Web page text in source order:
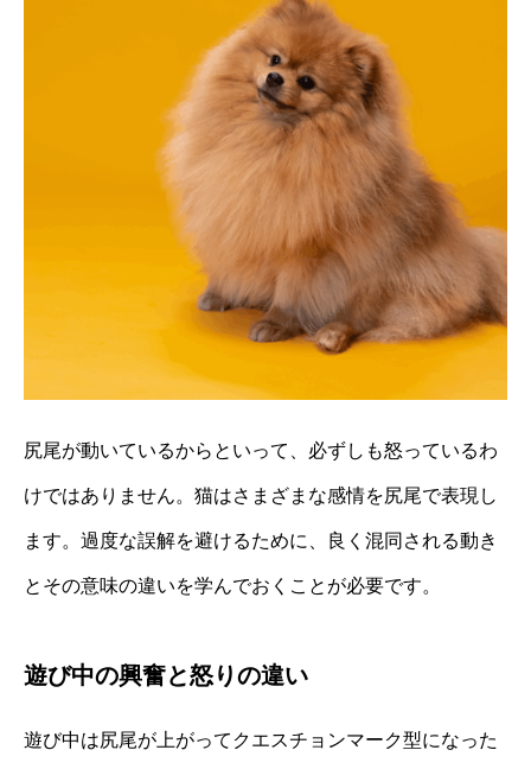
尻尾が動いているからといって、必ずしも怒っているわ
けではありません。猫はさまざまな感情を尻尾で表現し
ます。過度な誤解を避けるために、良く混同される動き
とその意味の違いを学んでおくことが必要です。
遊び中の興奮と怒りの違い
遊び中は尻尾が上がってクエスチョンマーク型になった